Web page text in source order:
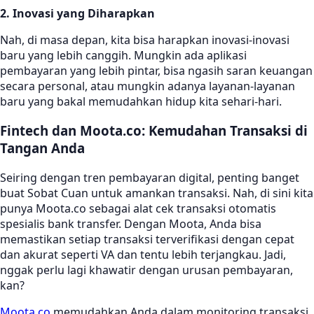
2. Inovasi yang Diharapkan
Nah, di masa depan, kita bisa harapkan inovasi-inovasi
baru yang lebih canggih. Mungkin ada aplikasi
pembayaran yang lebih pintar, bisa ngasih saran keuangan
secara personal, atau mungkin adanya layanan-layanan
baru yang bakal memudahkan hidup kita sehari-hari.
Fintech dan Moota.co: Kemudahan Transaksi di
Tangan Anda
Seiring dengan tren pembayaran digital, penting banget
buat Sobat Cuan untuk amankan transaksi. Nah, di sini kita
punya Moota.co sebagai alat cek transaksi otomatis
spesialis bank transfer. Dengan Moota, Anda bisa
memastikan setiap transaksi terverifikasi dengan cepat
dan akurat seperti VA dan tentu lebih terjangkau. Jadi,
nggak perlu lagi khawatir dengan urusan pembayaran,
kan?